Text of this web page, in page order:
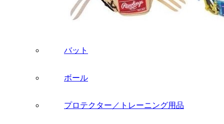
バット
ボール
プロテクター／トレーニング用品